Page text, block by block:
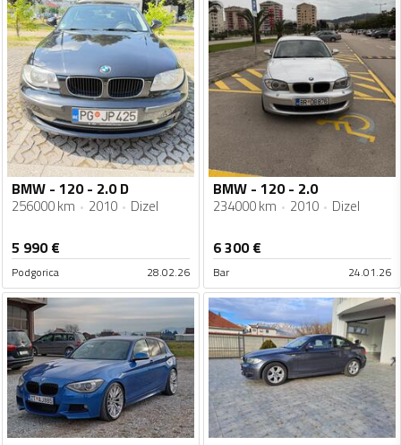
BMW - 120 - 2.0 D
256000 km 2010 Dizel
5 990€
Podgorica 28.02.26
BMW - 120 - 2.0
234000 km 2010 Dizel
6 300€
Bar 24.01.26